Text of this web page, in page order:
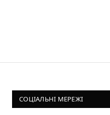
СОЦІАЛЬНІ МЕРЕЖІ